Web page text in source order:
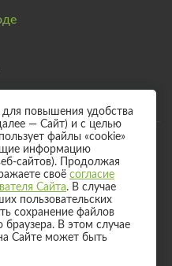
банковского вклада
повышения удобства
— Сайт) и с целью
файлы «cookie»
информацию
сайтов). Продолжая
своё согласие
Сайта. В случае
пользовательских
сохранение файлов
браузера. В этом случае
Сайте может быть